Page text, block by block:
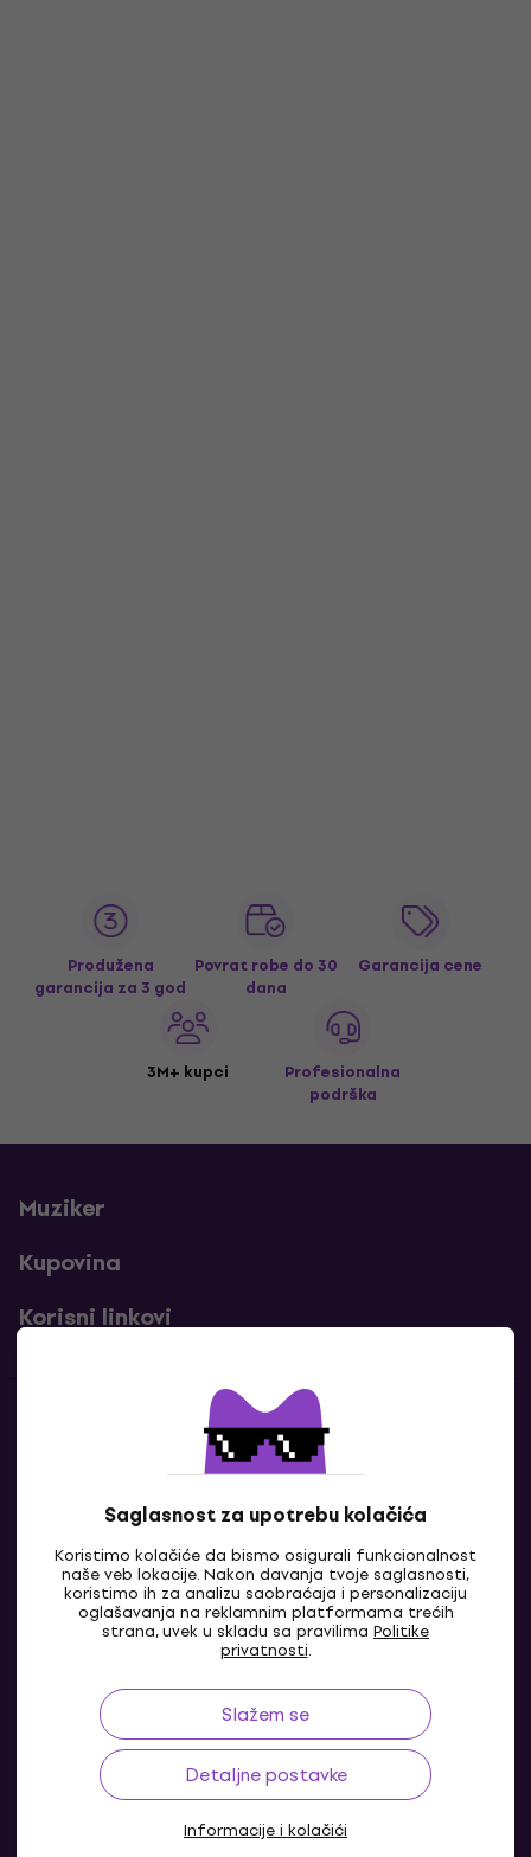
Saglasnost za upotrebu kolačića
Koristimo kolačiće da bismo osigurali funkcionalnost
naše veb lokacije. Nakon davanja tvoje saglasnosti,
koristimo ih za analizu saobraćaja i personalizaciju
oglašavanja na reklamnim platformama trećih
strana, uvek u skladu sa pravilima Politike
privatnosti.
Slažem se
Detaljne postavke
Informacije i kolačići
Produžena
garancija za 3 god
Povrat robe do 30
dana
Garancija cene
3M+ kupci
Profesionalna
podrška
Muziker
Kupovina
Korisni linkovi
Kontakti
Kontaktiraj nas
RS